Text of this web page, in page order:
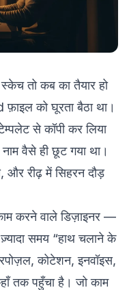
तो कब का तैयार हो
को घूरता बैठा था।
से कॉपी कर लिया
वैसे ही छूट गया था।
रीढ़ में सिहरन दौड़
करने वाले डिज़ाइनर —
समय “हाथ चलाने के
कोटेशन, इनवॉइस,
तक पहुँचा है। जो काम